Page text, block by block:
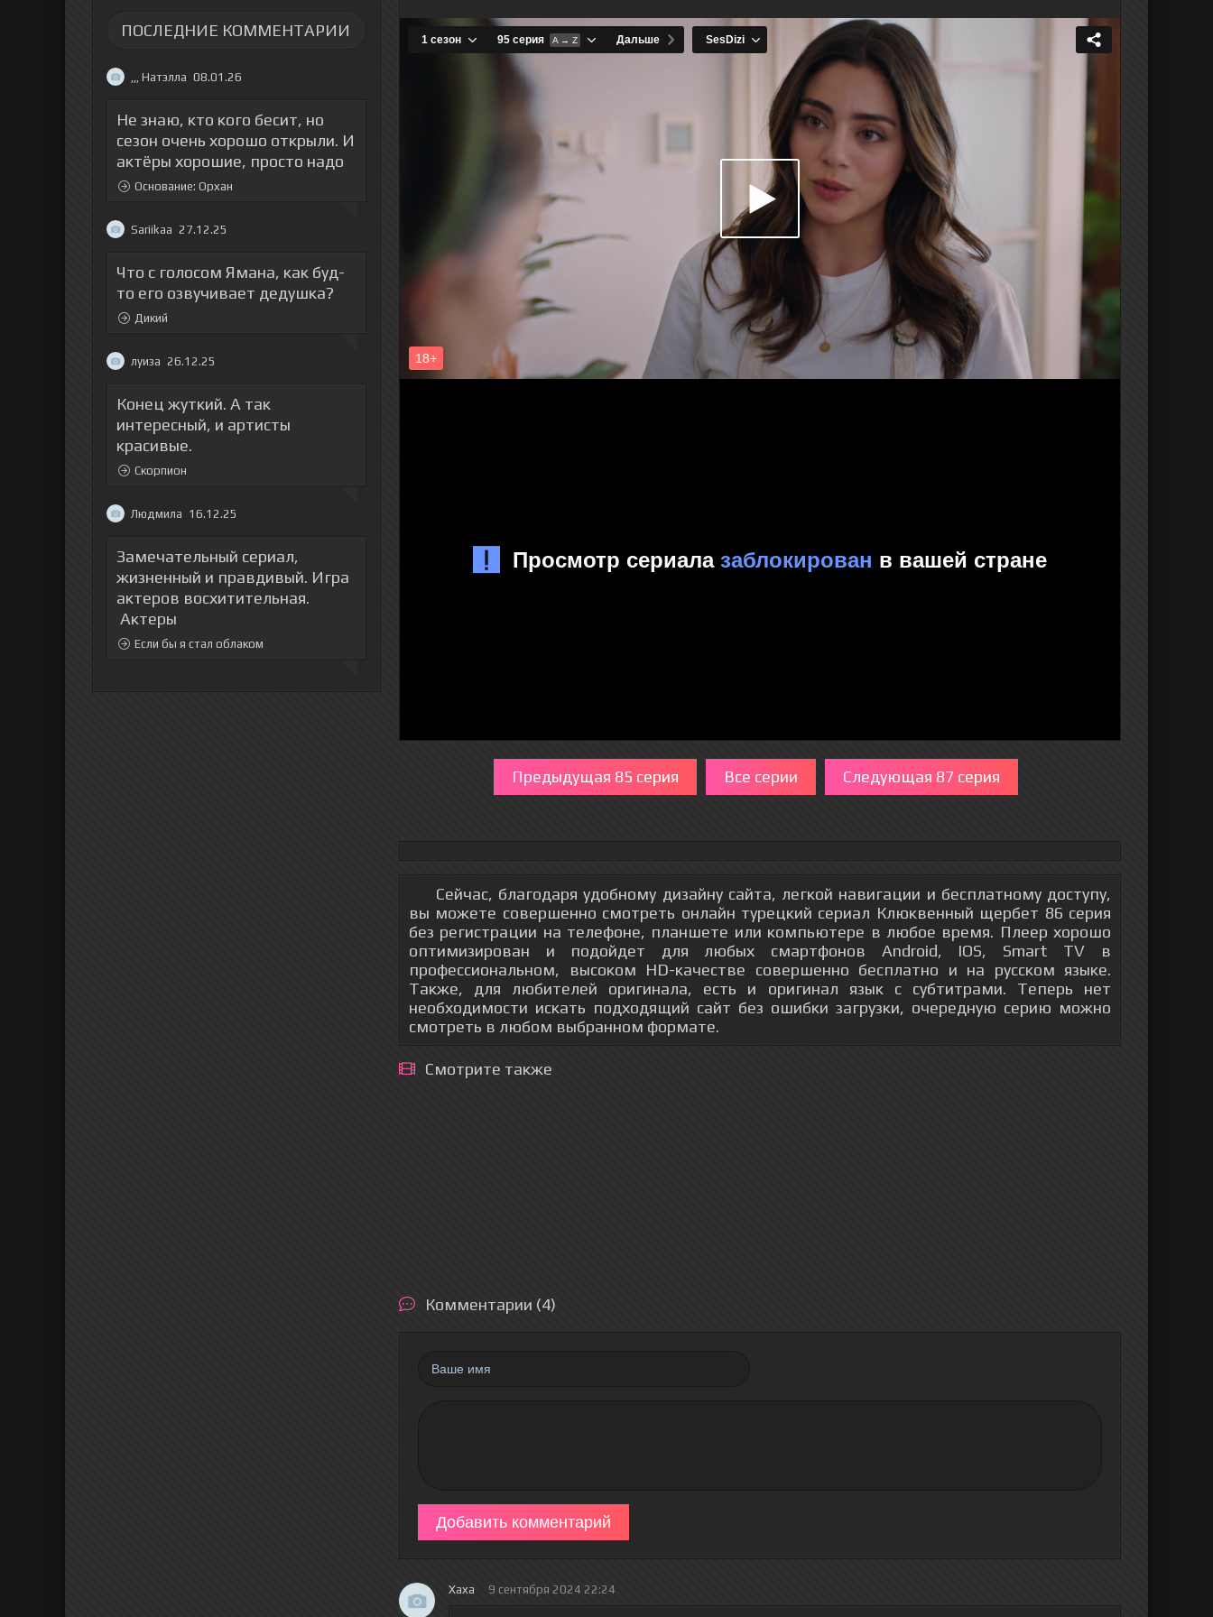
ПОСЛЕДНИЕ КОММЕНТАРИИ
,,, Натэлла 08.01.26
Не знаю, кто кого бесит, но
сезон очень хорошо открыли. И
актёры хорошие, просто надо
Основание: Орхан
Sariikaa 27.12.25
Что с голосом Ямана, как буд-
то его озвучивает дедушка?
Дикий
луиза 26.12.25
Конец жуткий. А так
интересный, и артисты
красивые.
Скорпион
Людмила 16.12.25
Замечательный сериал,
жизненный и правдивый. Игра
актеров восхитительная.
Актеры
Если бы я стал облаком
Предыдущая 85 серия Все серии Следующая 87 серия
Сейчас, благодаря удобному дизайну сайта, легкой навигации и бесплатному доступу,
вы можете совершенно смотреть онлайн турецкий сериал Клюквенный щербет 86 серия
без регистрации на телефоне, планшете или компьютере в любое время. Плеер хорошо
оптимизирован и подойдет для любых смартфонов Android, IOS, Smart TV в
профессиональном, высоком HD-качестве совершенно бесплатно и на русском языке.
Также, для любителей оригинала, есть и оригинал язык с субтитрами. Теперь нет
необходимости искать подходящий сайт без ошибки загрузки, очередную серию можно
смотреть в любом выбранном формате.
Смотрите также
Комментарии (4)
Добавить комментарий
Хаха 9 сентября 2024 22:24